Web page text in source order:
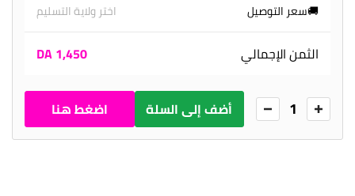
🚚سعر التوصيل
اختر ولاية التسليم
الثمن الإجمالي 1,450 DA
1 أضف إلى السلة
اضغط هنا
للطلب